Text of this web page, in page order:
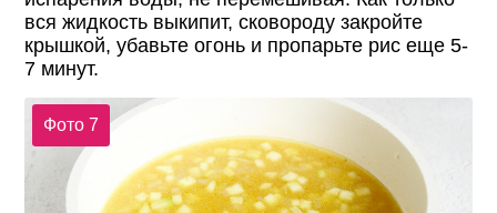
вся жидкость выкипит, сковороду закройте
крышкой, убавьте огонь и пропарьте рис еще 5-
7 минут.
Фото 7